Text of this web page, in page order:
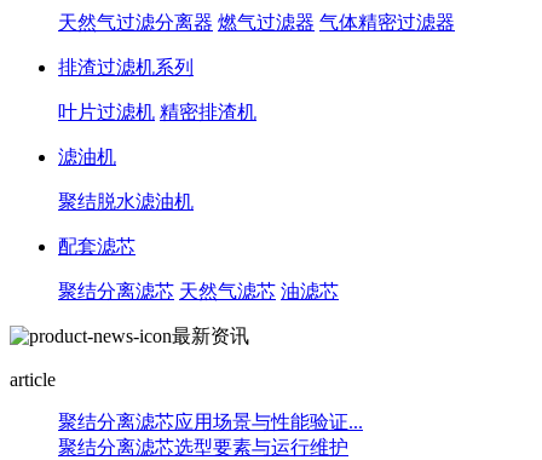
天然气过滤分离器 燃气过滤器 气体精密过滤器
排渣过滤机系列
叶片过滤机 精密排渣机
滤油机
聚结脱水滤油机
配套滤芯
聚结分离滤芯 天然气滤芯 油滤芯
最新资讯
article
聚结分离滤芯应用场景与性能验证...
聚结分离滤芯选型要素与运行维护